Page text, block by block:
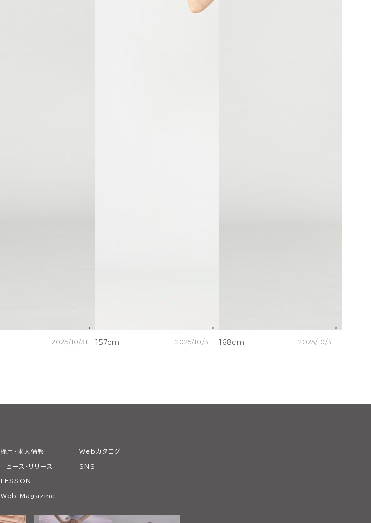
2025/10/31 157cm 2025/10/31 168cm 2025/10/31
採用・求人情報
ニュース・リリース
LESSON
Web Magazine
Webカタログ
SNS